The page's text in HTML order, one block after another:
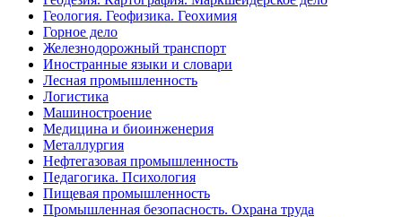
Геология. Геофизика. Геохимия
Горное дело
Железнодорожный транспорт
Иностранные языки и словари
Лесная промышленность
Логистика
Машиностроение
Медицина и биоинженерия
Металлургия
Нефтегазовая промышленность
Педагогика. Психология
Пищевая промышленность
Промышленная безопасность. Охрана труда